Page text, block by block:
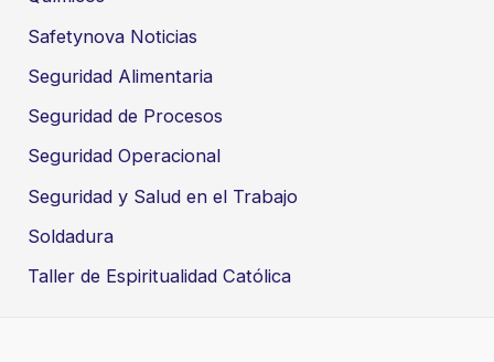
Safetynova Noticias
Seguridad Alimentaria
Seguridad de Procesos
Seguridad Operacional
Seguridad y Salud en el Trabajo
Soldadura
Taller de Espiritualidad Católica